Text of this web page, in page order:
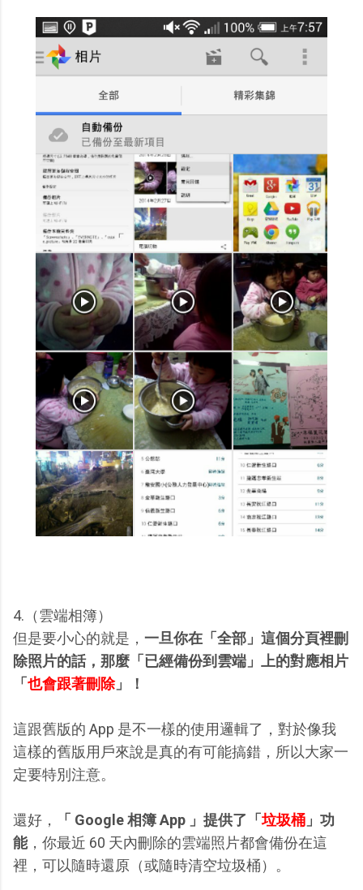
4.（雲端相簿）
但是要小心的就是， 一旦你在「全部」這個分頁裡刪
除照片的話，那麼「已經備份到雲端」上的對應相片
「 也會跟著刪除」！
這跟舊版的 App 是不一樣的使用邏輯了，對於像我
這樣的舊版用戶來說是真的有可能搞錯，所以大家一
定要特別注意。
還好， 「 Google 相簿 App 」提供了「垃圾桶 」功
能，你最近 60 天內刪除的雲端照片都會備份在這
裡，可以隨時還原（或隨時清空垃圾桶）。